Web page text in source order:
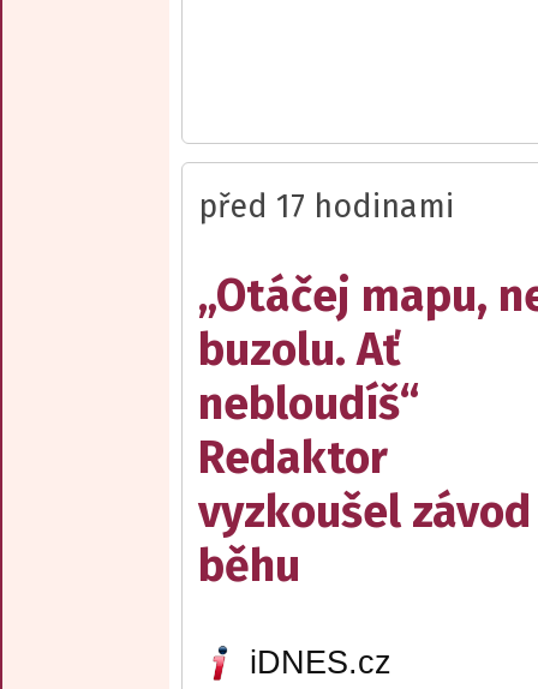
před 17 hodinami
„Otáčej mapu,
buzolu. Ať
nebloudíš“
Redaktor
vyzkoušel
běhu
iDNES.cz